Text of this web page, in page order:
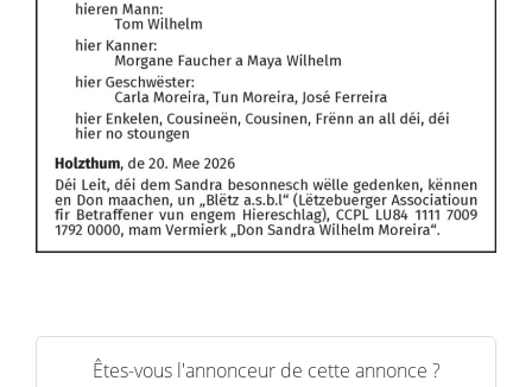
Êtes-vous l'annonceur de cette annonce ?